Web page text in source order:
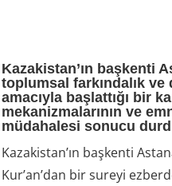
Kazakistan’ın başkenti
toplumsal farkındalık
amacıyla başlattığı bir
mekanizmalarının ve
müdahalesi sonucu
Kazakistan’ın başkenti
Kur’an’dan bir sureyi